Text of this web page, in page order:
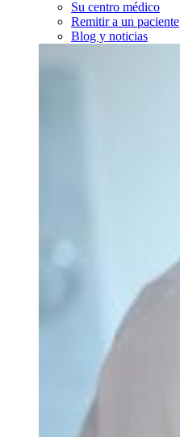
Su centro médico
Remitir a un paciente
Blog y noticias